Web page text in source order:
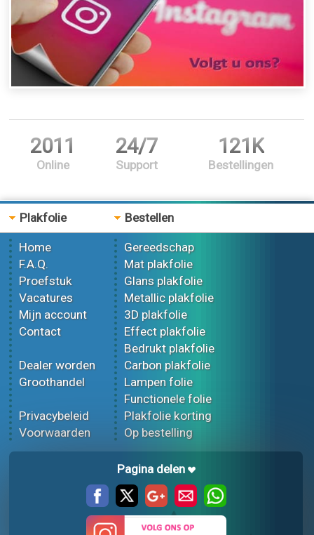
2011
Online
24/7
Support
121K
Bestellingen
Plakfolie
Home
F.A.Q.
Proefstuk
Vacatures
Mijn account
Contact
Dealer worden
Groothandel
Privacybeleid
Voorwaarden
Bestellen
Gereedschap
Mat plakfolie
Glans plakfolie
Metallic plakfolie
3D plakfolie
Effect plakfolie
Bedrukt plakfolie
Carbon plakfolie
Lampen folie
Functionele folie
Plakfolie korting
Op bestelling
Pagina delen